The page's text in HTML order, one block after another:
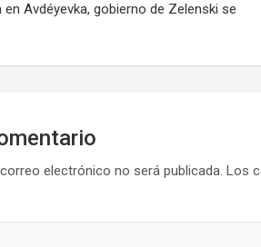
Avdéyevka, gobierno de Zelenski se
electrónico no será publicada. Los